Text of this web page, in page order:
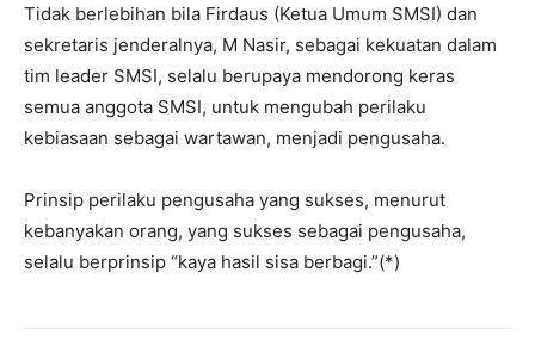
Tidak berlebihan bila Firdaus (Ketua Umum SMSI) dan
sekretaris jenderalnya, M Nasir, sebagai kekuatan dalam
tim leader SMSI, selalu berupaya mendorong keras
semua anggota SMSI, untuk mengubah perilaku
kebiasaan sebagai wartawan, menjadi pengusaha.
Prinsip perilaku pengusaha yang sukses, menurut
kebanyakan orang, yang sukses sebagai pengusaha,
selalu berprinsip “kaya hasil sisa berbagi.”(*)